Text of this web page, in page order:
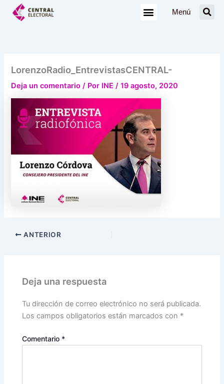
Menú
LorenzoRadio_EntrevistasCENTRAL-
Deja un comentario / Por INE/19 agosto, 2020
ANTERIOR
Deja una respuesta
Tu dirección de correo electrónico no será publicada.
Los campos obligatorios están marcados con *
Comentario *